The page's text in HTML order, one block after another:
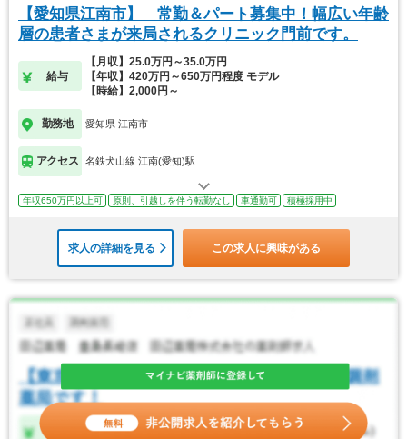
【愛知県江南市】 常勤＆パート募集中！幅広い年齢
層の患者さまが来局されるクリニック門前です。
給与
【月収】25.0万円～35.0万円
【年収】420万円～650万円程度 モデル
【時給】2,000円～
勤務地 愛知県 江南市
アクセス 名鉄犬山線 江南(愛知)駅
年収650万円以上可 原則、引越しを伴う転勤なし 車通勤可 積極採用中
求人の詳細を見る この求人に興味がある